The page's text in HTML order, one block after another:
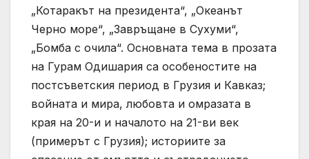
„Котаракът на президента“, „Океанът
Черно море“, „Завръщане в Сухуми“,
„Бомба с очила“. Основната тема в прозата
на Гурам Одишария са особеностите на
постсъветския период в Грузия и Кавказ;
войната и мира, любовта и омразата в
края на 20-и и началото на 21-ви век
(примерът с Грузия); историите за